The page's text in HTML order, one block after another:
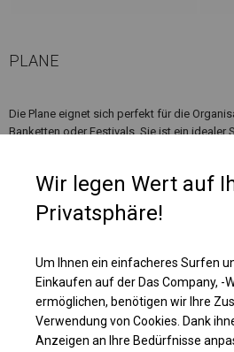
PLANE
Die Plane eignet sich perfekt für die
Banketten oder Festivals. Sie ist ein idealer
Terrassenzelt verwendet werden. Das Zelt
und zusätzlicher Platz in Ihren
Einzelheiten
Plane
Wir legen Wert auf
Privatsphäre!
Um Ihnen ein einfacheres Surfen
Einkaufen auf der Das Company, -
ermöglichen, benötigen wir Ihre
Verwendung von Cookies. Dank
Anzeigen an Ihre Bedürfnisse